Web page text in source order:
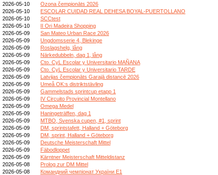
2026-05-10
Ozona čempionāts 2026
2026-05-10
ESCOLAR CUIDAD REAL DEHESA BOYAL-PUERTOLLANO
2026-05-10
SCCtest
2026-05-10
II Ori Madeira Shopping
2026-05-09
San Mateo Urban Race 2026
2026-05-09
Ungdomsserie 4, Blekinge
2026-05-09
Roslagshelg, lång
2026-05-09
Närkedubbeln, dag 1, lång
2026-05-09
Cto. CyL Escolar y Universitario MAÑANA
2026-05-09
Cto. CyL Escolar y Universitario TARDE
2026-05-09
Latvijas čempionāts Garajā distancē 2026
2026-05-09
Umeå OK:s distriktstävling
2026-05-09
Gammelstads sprintcup etapp 1
2026-05-09
IV Circuito Provincial Montellano
2026-05-09
Omega Medel
2026-05-09
Haningeträffen, dag 1
2026-05-09
MTBO, Svenska cupen, #1, sprint
2026-05-09
DM, sprintstafett, Halland + Göteborg
2026-05-09
DM, sprint, Halland + Göteborg
2026-05-09
Deutsche Meisterschaft Mittel
2026-05-09
Fäbodloppet
2026-05-09
Kärntner Meisterschaft Mitteldistanz
2026-05-08
Prolog zur DM Mittel
2026-05-08
Командний чемпіонат України E1